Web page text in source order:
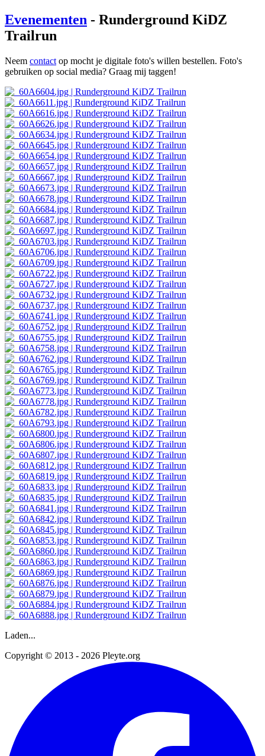
Evenementen - Runderground KiDZ
Trailrun
Neem contact op mocht je digitale foto's willen bestellen. Foto's
gebruiken op social media? Graag mij taggen!
Laden...
Copyright © 2013 - 2026 Pleyte.org